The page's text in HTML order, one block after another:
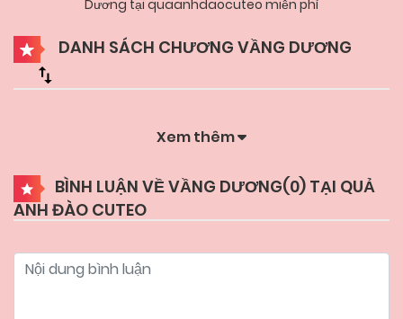
Dương tại quaanhdaocuteo miễn phí
DANH SÁCH CHƯƠNG VẦNG DƯƠNG
Xem thêm
BÌNH LUẬN VỀ VẦNG DƯƠNG(0) TẠI QUẢ
ANH ĐÀO CUTEO